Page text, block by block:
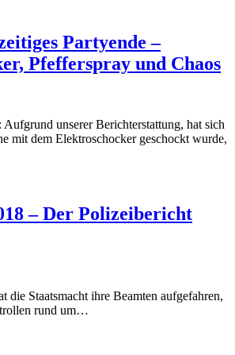
Partyende –
Pfefferspray und Chaos
Aufgrund unserer Berichterstattung, hat sich
mit dem Elektroschocker geschockt wurde,
– Der Polizeibericht
die Staatsmacht ihre Beamten aufgefahren,
rund um…